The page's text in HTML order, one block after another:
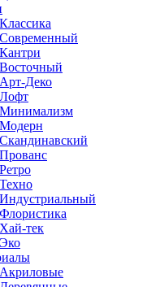
Классика
Современный
Кантри
Восточный
Арт-Деко
Лофт
Минимализм
Модерн
Скандинавский
Прованс
Ретро
Техно
Индустриальный
Флористика
Хай-тек
Эко
Акриловые